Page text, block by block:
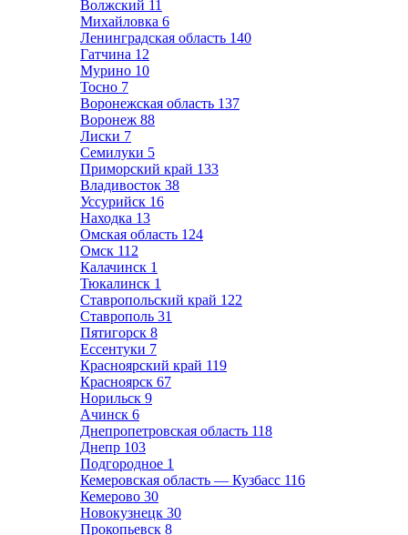
Волжский 11
Михайловка 6
Ленинградская область 140
Гатчина 12
Мурино 10
Тосно 7
Воронежская область 137
Воронеж 88
Лиски 7
Семилуки 5
Приморский край 133
Владивосток 38
Уссурийск 16
Находка 13
Омская область 124
Омск 112
Калачинск 1
Тюкалинск 1
Ставропольский край 122
Ставрополь 31
Пятигорск 8
Ессентуки 7
Красноярский край 119
Красноярск 67
Норильск 9
Ачинск 6
Днепропетровская область 118
Днепр 103
Подгородное 1
Кемеровская область — Кузбасс 116
Кемерово 30
Новокузнецк 30
Прокопьевск 8